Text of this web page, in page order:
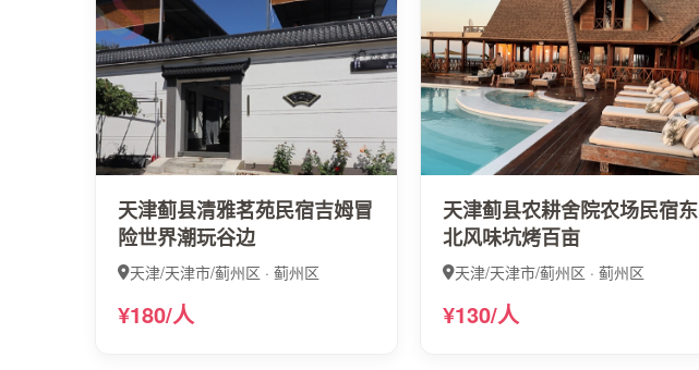
天津蓟县清雅茗苑民宿吉姆冒
险世界潮玩谷边
天津/天津市/蓟州区 · 蓟州区
¥180/人
天津蓟县农耕舍院农场民宿东
北风味坑烤百亩
天津/天津市/蓟州区 · 蓟州区
¥130/人